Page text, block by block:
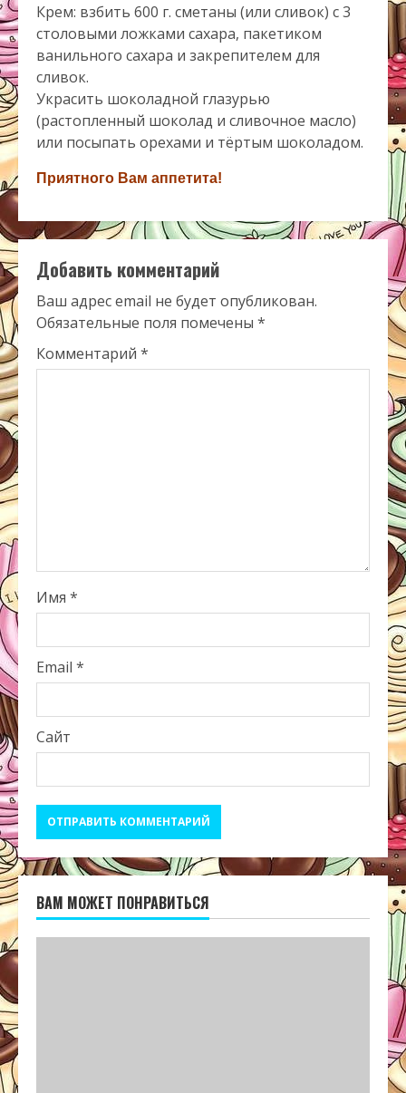
Крем: взбить 600 г. сметаны (или сливок) с 3
столовыми ложками сахара, пакетиком
ванильного сахара и закрепителем для
сливок.
Украсить шоколадной глазурью
(растопленный шоколад и сливочное масло)
или посыпать орехами и тёртым шоколадом.
Приятного Вам аппетита!
Добавить комментарий
Ваш адрес email не будет опубликован.
Обязательные поля помечены *
Комментарий *
Имя *
Email *
Сайт
ВАМ МОЖЕТ ПОНРАВИТЬСЯ